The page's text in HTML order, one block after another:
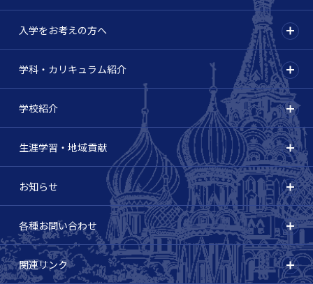
入学をお考えの方へ
学科・カリキュラム紹介
学校紹介
生涯学習・地域貢献
お知らせ
各種お問い合わせ
関連リンク